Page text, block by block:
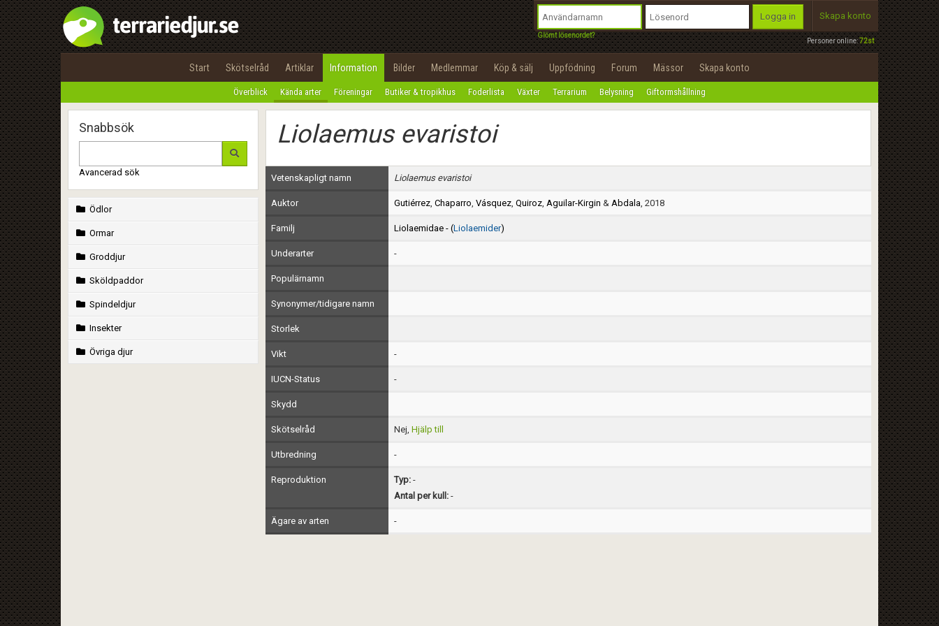
Personer online:72st
Logga in
Glömt lösenordet?
Skapa konto
Start Skötselråd Artiklar Information Bilder Medlemmar Köp & sälj Uppfödning Forum Mässor Skapa konto
Överblick Kända arter Föreningar Butiker & tropikhus Foderlista Växter Terrarium Belysning Giftormshållning
Snabbsök
Avancerad sök
Ödlor
Ormar
Groddjur
Sköldpaddor
Spindeldjur
Insekter
Övriga djur
Liolaemus evaristoi
Vetenskapligt namn Liolaemus evaristoi
Auktor Gutiérrez, Chaparro, Vásquez, Quiroz, Aguilar-Kirgin & Abdala, 2018
Familj Liolaemidae - (Liolaemider)
Underarter -
Populärnamn
Synonymer/tidigare namn
Storlek
Vikt -
IUCN-Status -
Skydd
Skötselråd Nej, Hjälp till
Utbredning -
Reproduktion Typ:-
Antal per kull:-
Ägare av arten -
Utför
100%
OK
integritetspolicy
Namn:
Epost:
Användarnamn:
Lösenord:
Privacy Policy
Terms of Service
Begär nytt lösenord
Tillbaka till förstasidan